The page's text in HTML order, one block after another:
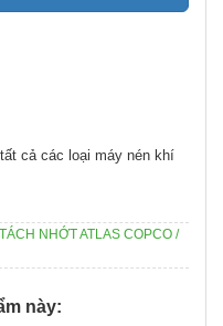
cả các loại máy nén khí
NHỚT ATLAS COPCO /
này: